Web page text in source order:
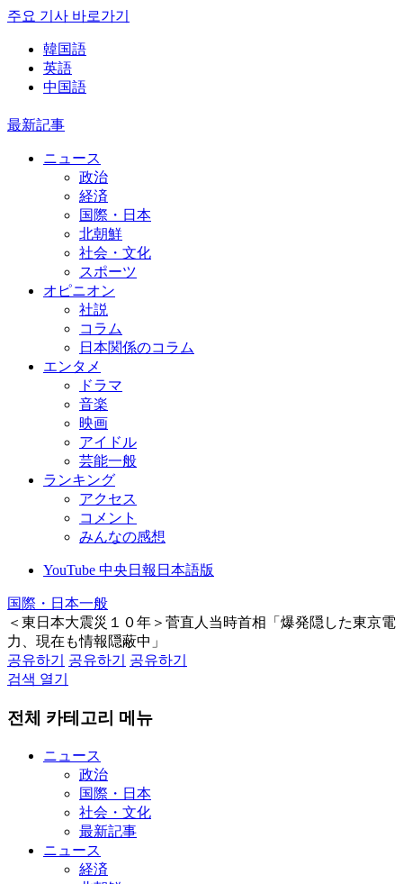
주요 기사 바로가기
韓国語
英語
中国語
最新記事
ニュース
政治
経済
国際・日本
北朝鮮
社会・文化
スポーツ
オピニオン
社説
コラム
日本関係のコラム
エンタメ
ドラマ
音楽
映画
アイドル
芸能一般
ランキング
アクセス
コメント
みんなの感想
YouTube 中央日報日本語版
国際・日本一般
＜東日本大震災１０年＞菅直人当時首相「爆発隠した東京電
力、現在も情報隠蔽中」
공유하기
공유하기
공유하기
검색 열기
전체 카테고리 메뉴
ニュース
政治
国際・日本
社会・文化
最新記事
ニュース
経済